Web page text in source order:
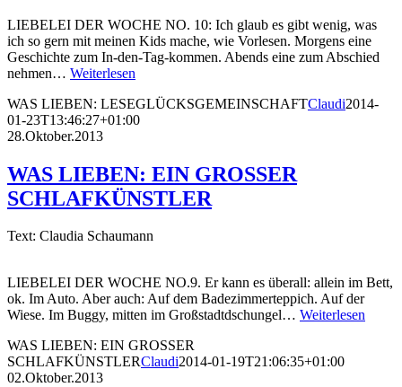
LIEBELEI DER WOCHE NO. 10: Ich glaub es gibt wenig, was
ich so gern mit meinen Kids mache, wie Vorlesen. Morgens eine
Geschichte zum In-den-Tag-kommen. Abends eine zum Abschied
nehmen… Weiterlesen
WAS LIEBEN: LESEGLÜCKSGEMEINSCHAFTClaudi2014-
01-23T13:46:27+01:00
28.Oktober.2013
WAS LIEBEN: EIN GROSSER
SCHLAFKÜNSTLER
Text: Claudia Schaumann
LIEBELEI DER WOCHE NO.9. Er kann es überall: allein im Bett,
ok. Im Auto. Aber auch: Auf dem Badezimmerteppich. Auf der
Wiese. Im Buggy, mitten im Großstadtdschungel… Weiterlesen
WAS LIEBEN: EIN GROSSER
SCHLAFKÜNSTLERClaudi2014-01-19T21:06:35+01:00
02.Oktober.2013